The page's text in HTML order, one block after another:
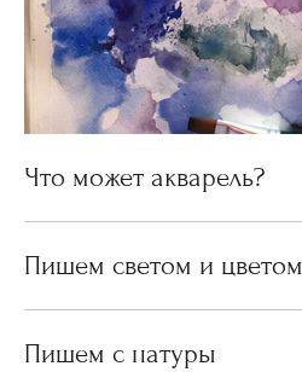
Что может акварель?
Пишем светом и цветом
Пишем с натуры